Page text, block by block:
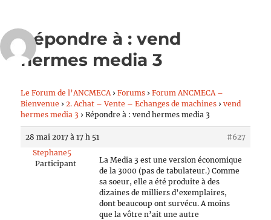
Répondre à : vend
hermes media 3
Le Forum de l’ANCMECA › Forums › Forum ANCMECA –
Bienvenue › 2. Achat – Vente – Echanges de machines › vend
hermes media 3 › Répondre à : vend hermes media 3
28 mai 2017 à 17 h 51
#627
Stephane5
Participant
La Media 3 est une version économique
de la 3000 (pas de tabulateur.) Comme
sa soeur, elle a été produite à des
dizaines de milliers d’exemplaires,
dont beaucoup ont survécu. A moins
que la vôtre n’ait une autre